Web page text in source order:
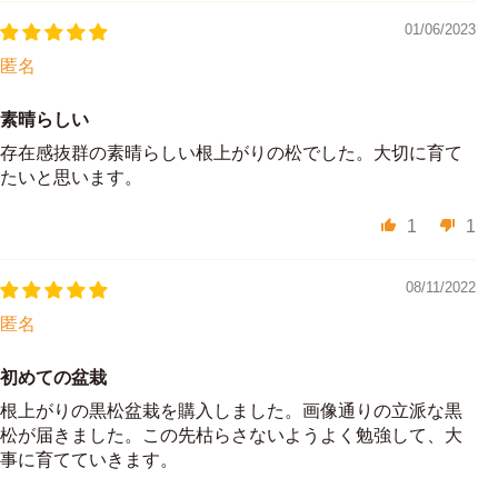
01/06/2023
匿名
素晴らしい
存在感抜群の素晴らしい根上がりの松でした。大切に育て
たいと思います。
1 1
08/11/2022
匿名
初めての盆栽
根上がりの黒松盆栽を購入しました。画像通りの立派な黒
松が届きました。この先枯らさないようよく勉強して、大
事に育てていきます。